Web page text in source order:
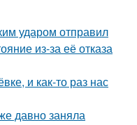
ударом отправил
из-за её отказа
и как-то раз нас
давно заняла